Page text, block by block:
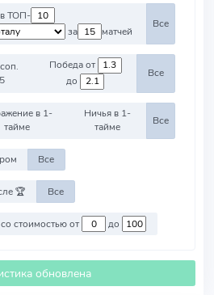
ТОП-
за
матчей
Все
Победа от
до
Все
в 1-
тайме
Ничья в 1-
тайме
Все
Все
🏆 Все
Против команд со стоимостью от до
обновлена